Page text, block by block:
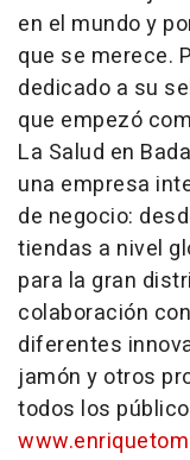
en el mundo y
que se merece.
dedicado a su
que empezó
La Salud en
una empresa
de negocio:
tiendas a nivel
para la gran
colaboración
diferentes
jamón y otros
todos los